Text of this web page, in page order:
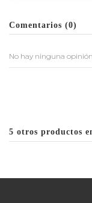
Comentarios (0)
No hay ninguna
5 otros productos